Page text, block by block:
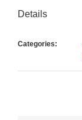
Details
Categories: